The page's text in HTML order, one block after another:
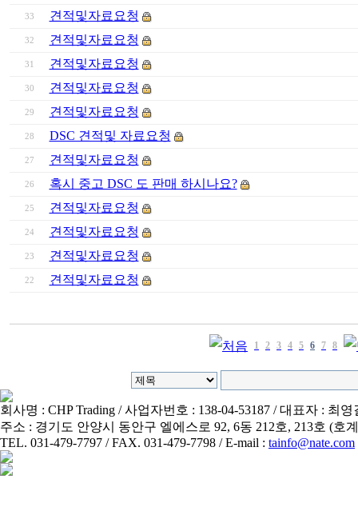
33 견적및자료요청
32 견적및자료요청
31 견적및자료요청
30 견적및자료요청
29 견적및자료요청
28 DSC 견적및 자료요청
27 견적및자료요청
26 혹시 중고 DSC 도 판매 하시나요?
25 견적및자료요청
24 견적및자료요청
23 견적및자료요청
22 견적및자료요청
1 2 3 4 5 6 7 8
회사명 : CHP Trading / 사업자번호 : 138-04-53187 / 대표자 : 최영
주소 : 경기도 안양시 동안구 엘에스로 92, 6동 212호, 213호 (호
TEL. 031-479-7797 / FAX. 031-479-7798 / E-mail : tainfo@nate.com